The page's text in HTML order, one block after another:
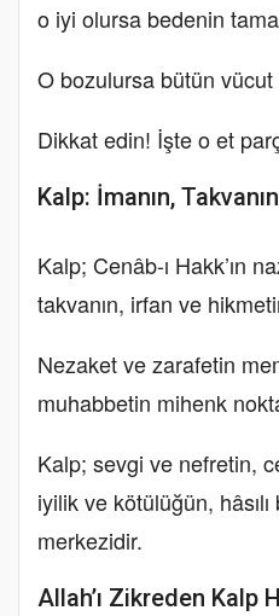
o iyi olursa bedenin
O bozulursa bütün vücut
Dikkat edin! İşte o et
Kalp: İmanın,
Kalp; Cenâb-ı Hakk’ın
takvanın, irfan ve
Nezaket ve zarafetin
muhabbetin mihenk
Kalp; sevgi ve nefretin,
iyilik ve kötülüğün,
merkezidir.
Allah’ı Zikreden Kalp